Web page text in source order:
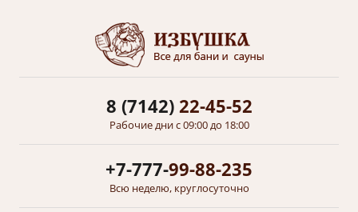
8 (7142)22-45-52
Рабочие дни с 09:00 до 18:00
+7-777-99-88-235
Всю неделю, круглосуточно